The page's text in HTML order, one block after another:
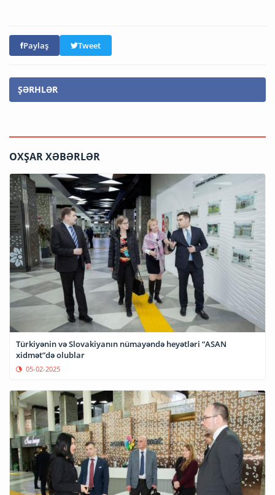
Paylaş Tweet
ŞƏRHLƏR
OXŞAR XƏBƏRLƏR
Türkiyənin və Slovakiyanın nümayəndə heyətləri “ASAN
xidmət”də olublar
05-02-2025